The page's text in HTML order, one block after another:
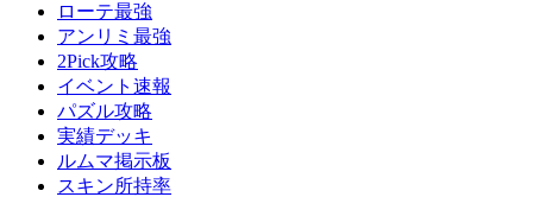
ローテ最強
アンリミ最強
2Pick攻略
イベント速報
パズル攻略
実績デッキ
ルムマ掲示板
スキン所持率